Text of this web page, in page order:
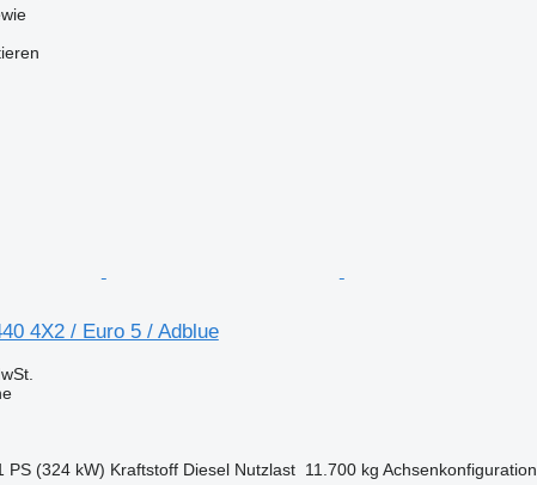
4X2 / Euro 5 / Adblue
PS (324 kW) Kraftstoff Diesel Nutzlast 11.700 kg Achsenkonfiguration